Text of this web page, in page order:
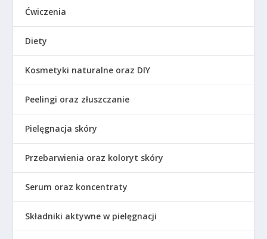
Ćwiczenia
Diety
Kosmetyki naturalne oraz DIY
Peelingi oraz złuszczanie
Pielęgnacja skóry
Przebarwienia oraz koloryt skóry
Serum oraz koncentraty
Składniki aktywne w pielęgnacji